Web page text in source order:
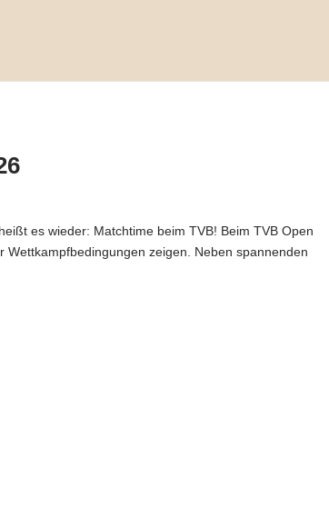
es wieder: Matchtime beim TVB! Beim TVB Open
zeigen. Neben spannenden